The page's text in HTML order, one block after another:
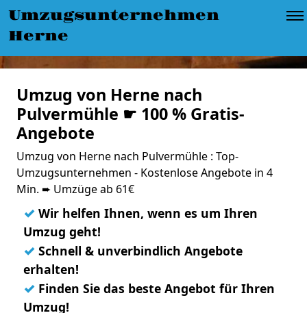
Umzugsunternehmen
Herne
Umzug von Herne nach
Pulvermühle ☛ 100 % Gratis-
Angebote
Umzug von Herne nach Pulvermühle : Top-
Umzugsunternehmen - Kostenlose Angebote in 4
Min. ➨ Umzüge ab 61€
✓ Wir helfen Ihnen, wenn es um Ihren
Umzug geht!
✓ Schnell & unverbindlich Angebote
erhalten!
✓ Finden Sie das beste Angebot für Ihren
Umzug!